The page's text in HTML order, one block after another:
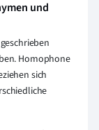
und
Homophone
sich